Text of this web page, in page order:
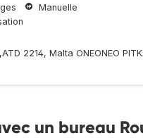
Manuelle
2214, Malta ONEONEO
un bureau